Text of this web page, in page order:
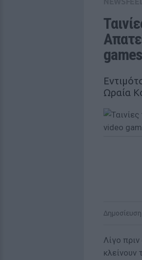
games
Ωραία
Λίγο
κλείνουν